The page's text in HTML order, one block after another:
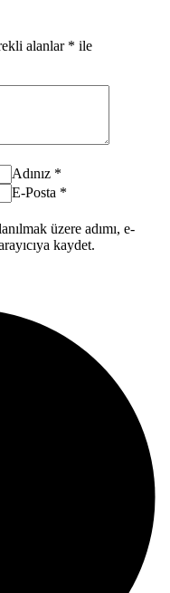
alanlar * ile
Adınız *
E-Posta *
üzere adımı, e-
kaydet.